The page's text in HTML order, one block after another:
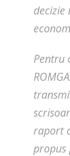
decizie
Pentru
raport
propus